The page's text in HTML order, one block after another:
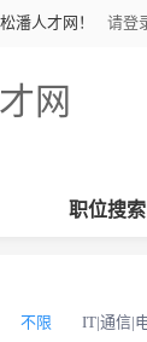
潘人才网！ 请登
网
职位搜索
不限 IT|通信|